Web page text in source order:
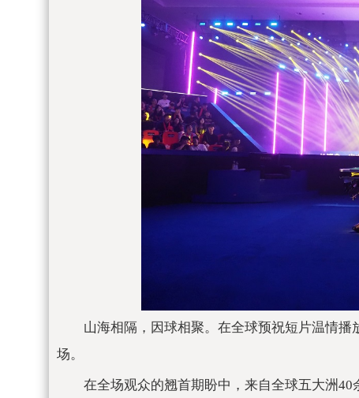
山海相隔，因球相聚。在全球预祝短片温情
场。
在全场观众的翘首期盼中，来自全球五大洲40